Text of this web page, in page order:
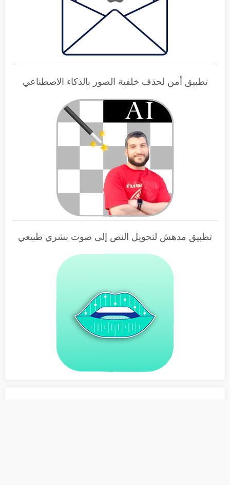
تطبيق أمن لحذف خلفية الصور بالذكاء الاصطناعي
تطبيق مدهش لتحويل النص إلى صوت بشري طبيعي